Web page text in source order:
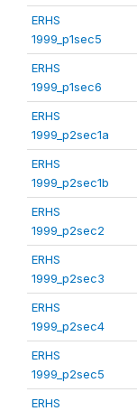
ERHS
1999_p1sec5
ERHS
1999_p1sec6
ERHS
1999_p2sec1a
ERHS
1999_p2sec1b
ERHS
1999_p2sec2
ERHS
1999_p2sec3
ERHS
1999_p2sec4
ERHS
1999_p2sec5
ERHS